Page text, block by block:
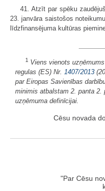
41. Atzīt par spēku
23. janvāra saistošos
līdzfinansējuma kultūras
1 Viens vienots
regulas (ES) Nr. 1407/2013
par Eiropas Savienības
minimis atbalstam 2. panta 2.
uzņēmuma definīcijai.
Cēsu novada
"Par Cēsu